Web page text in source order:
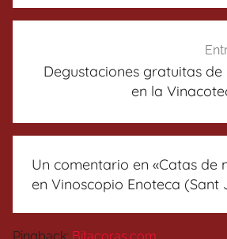
Degustaciones gratuitas de
en la
Un comentario en «Catas de
en Vinoscopio Enoteca (Sant
Pingback: Bitacoras.com